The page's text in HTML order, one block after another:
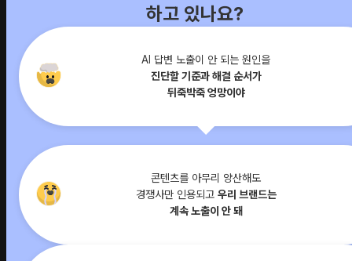
하고 있나요?
AI 답변 노출이 안 되는 원인을
진단할 기준과 해결 순서가
뒤죽박죽 엉망이야
콘텐츠를 아무리 양산해도
경쟁사만 인용되고 우리 브랜드는
계속 노출이 안 돼